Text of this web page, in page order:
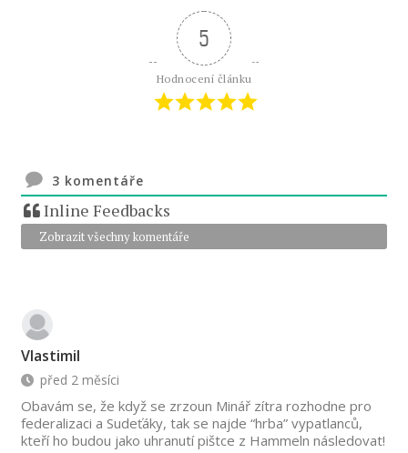
5
Hodnocení článku
3 komentáře
Inline Feedbacks
Zobrazit všechny komentáře
Vlastimil
před 2 měsíci
Obavám se, že když se zrzoun Minář zítra rozhodne pro
federalizaci a Sudeťáky, tak se najde “hrba” vypatlanců,
kteří ho budou jako uhranutí pištce z Hammeln následovat!